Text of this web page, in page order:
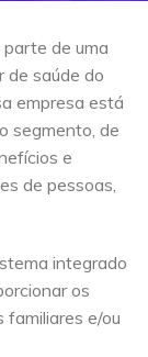
de uma
de saúde do
empresa está
segmento, de
e
de pessoas,
integrado
os
familiares e/ou